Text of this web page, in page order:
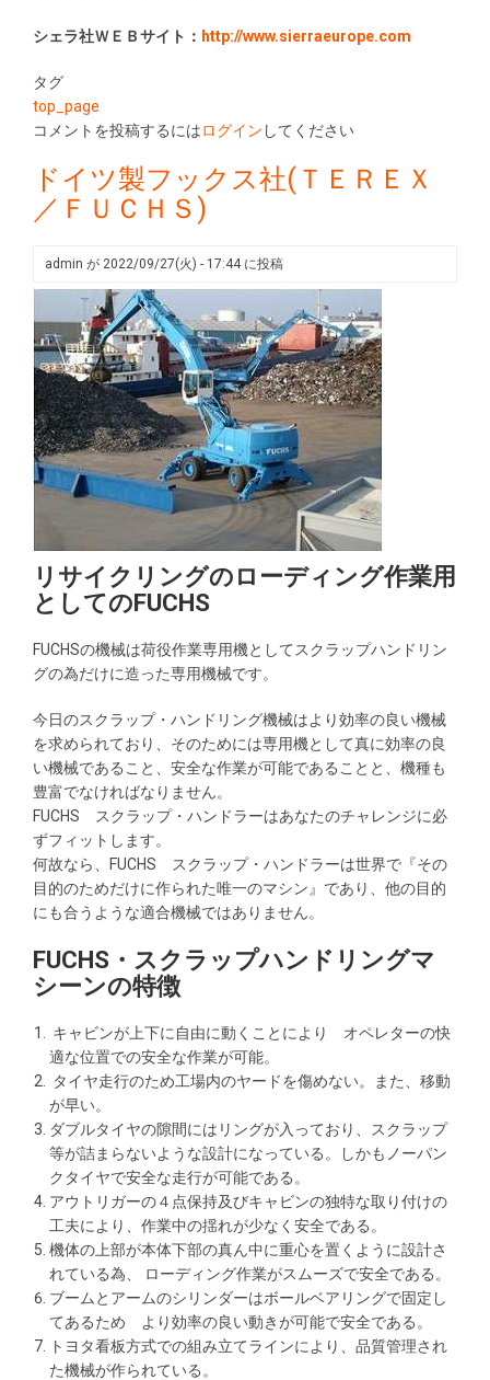
シェラ社ＷＥＢサイト： http://www.sierraeurope.com
タグ
top_page
コメントを投稿するにはログイン してください
ドイツ製フックス社(ＴＥＲＥＸ
／ＦＵＣＨＳ)
admin が 2022/09/27(火) - 17:44に投稿
リサイクリングのローディング作業用
としてのFUCHS
FUCHSの機械は荷役作業専用機としてスクラップハンドリン
グの為だけに造った専用機械です。
今日のスクラップ・ハンドリング機械はより効率の良い機械
を求められており、そのためには専用機として真に効率の良
い機械であること、安全な作業が可能であることと、機種も
豊富でなければなりません。
FUCHS スクラップ・ハンドラーはあなたのチャレンジに必
ずフィットします。
何故なら、FUCHS スクラップ・ハンドラーは世界で『その
目的のためだけに作られた唯一のマシン』であり、他の目的
にも合うような適合機械ではありません。
FUCHS ・スクラップハンドリングマ
シーンの特徴
キャビンが上下に自由に動くことにより オペレターの快
適な位置での安全な作業が可能。
タイヤ走行のため工場内のヤードを傷めない。また、移動
が早い。
ダブルタイヤの隙間にはリングが入っており、スクラップ
等が詰まらないような設計になっている。しかもノーパン
クタイヤで安全な走行が可能である。
アウトリガーの４点保持及びキャビンの独特な取り付けの
工夫により、作業中の揺れが少なく安全である。
機体の上部が本体下部の真ん中に重心を置くように設計さ
れている為、 ローディング作業がスムーズで安全である。
ブームとアームのシリンダーはボールベアリングで固定し
てあるため より効率の良い動きが可能で安全である。
トヨタ看板方式での組み立てラインにより、品質管理され
た機械が作られている。